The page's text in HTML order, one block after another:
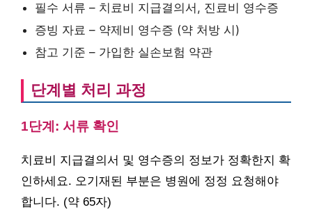
필수 서류 – 치료비 지급결의서, 진료비 영수증
증빙 자료 – 약제비 영수증 (약 처방 시)
참고 기준 – 가입한 실손보험 약관
단계별 처리 과정
1단계: 서류 확인
치료비 지급결의서 및 영수증의 정보가 정확한지 확
인하세요. 오기재된 부분은 병원에 정정 요청해야
합니다. (약 65자)